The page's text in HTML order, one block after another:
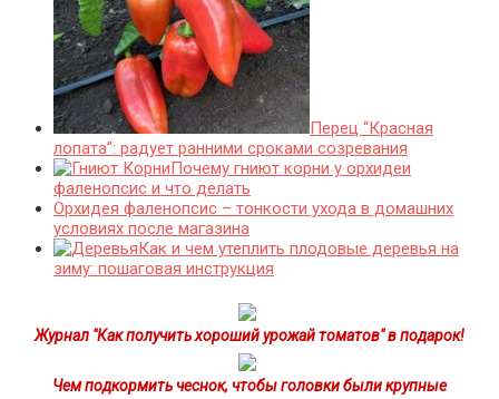
Перец “Красная
лопата”: радует ранними сроками созревания
Почему гниют корни у орхидеи
фаленопсис и что делать
Орхидея фаленопсис – тонкости ухода в домашних
условиях после магазина
Как и чем утеплить плодовые деревья на
зиму: пошаговая инструкция
Журнал "Как получить хороший урожай томатов" в подарок!
Чем подкормить чеснок, чтобы головки были крупные